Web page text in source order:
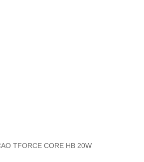
TFORCE CORE HB 20W